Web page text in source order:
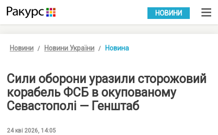
УКР РУС
НОВИНИ
Новини Новини України Новина
Сили оборони уразили сторожовий
корабель ФСБ в окупованому
Севастополі — Генштаб
24 кві 2026, 14:05